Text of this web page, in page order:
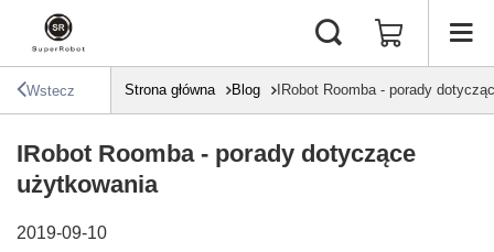
Wstecz Strona główna Blog IRobot Roomba - porady
IRobot Roomba - porady dotyczące
użytkowania
2019-09-10